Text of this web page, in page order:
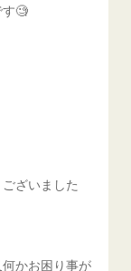
🧐
ざいました
かお困り事が